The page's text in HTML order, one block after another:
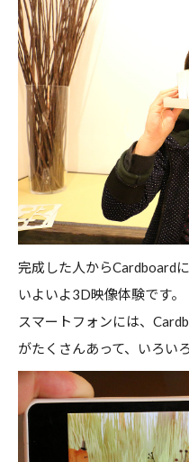
完成した人からCardboard
いよいよ3D映像体験です。
スマートフォンには、
がたくさんあって、いろい